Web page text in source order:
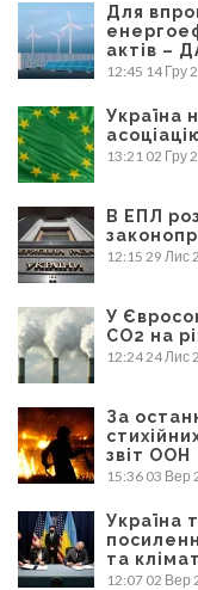
Для
актів –
12:45 14 Гру
Україна
13:21 02 Гру
В ЕПЛ
12:15 29 Лис
У
CO2 на
12:24 24 Лис
За
звіт ООН
15:36 03 Вер
Україна
та
12:07 02 Вер